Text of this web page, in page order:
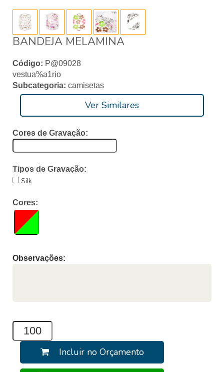
BANDEJA MELAMINA
Código: P@09028
vestua%a1rio
Subcategoria: camisetas
Ver Similares
Cores de Gravação:
Tipos de Gravação:
Silk
Cores:
Observações:
Incluir no Orçamento